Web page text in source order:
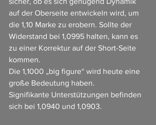
auf der Oberseite entwickeln wird, um
die 1,10 Marke zu erobern. Sollte der
Widerstand bei 1,0995 halten, kann es
zu einer Korrektur auf der Short-Seite
kommen.
Die 1,1000 „big figure“ wird heute eine
große Bedeutung haben.
Signifikante Unterstützungen befinden
sich bei 1,0940 und 1,0903.